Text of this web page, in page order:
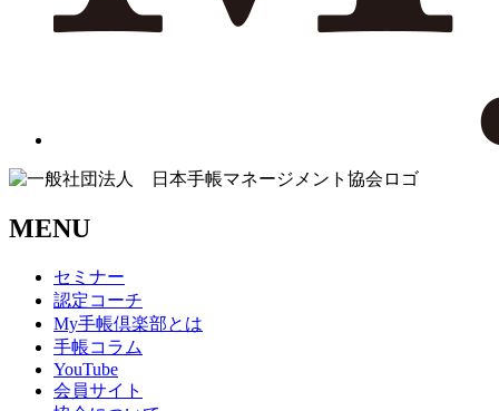
MENU
セミナー
認定コーチ
My手帳倶楽部とは
手帳コラム
YouTube
会員サイト